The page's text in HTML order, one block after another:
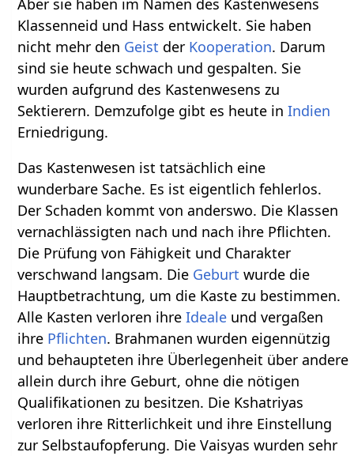
Aber sie haben im Namen des Kastenwesens
Klassenneid und Hass entwickelt. Sie haben
nicht mehr den Geist der Kooperation. Darum
sind sie heute schwach und gespalten. Sie
wurden aufgrund des Kastenwesens zu
Sektierern. Demzufolge gibt es heute inIndien
Erniedrigung.
Das Kastenwesen ist tatsächlich eine
wunderbare Sache. Es ist eigentlich fehlerlos.
Der Schaden kommt von anderswo. Die Klassen
vernachlässigten nach und nach ihre Pflichten.
Die Prüfung von Fähigkeit und Charakter
verschwand langsam. Die Geburt wurde die
Hauptbetrachtung, um die Kaste zu bestimmen.
Alle Kasten verloren ihreIdeale und vergaßen
ihre Pflichten. Brahmanen wurden eigennützig
und behaupteten ihre Überlegenheit über andere
allein durch ihre Geburt, ohne die nötigen
Qualifikationen zu besitzen. Die Kshatriyas
verloren ihre Ritterlichkeit und ihre Einstellung
zur Selbstaufopferung. Die Vaisyas wurden sehr